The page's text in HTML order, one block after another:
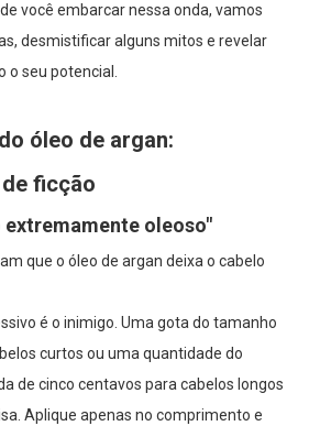
você embarcar nessa onda, vamos
desmistificar alguns mitos e revelar
o seu potencial.
óleo de argan:
ficção
extremamente oleoso"
que o óleo de argan deixa o cabelo
é o inimigo. Uma gota do tamanho
curtos ou uma quantidade do
de cinco centavos para cabelos longos
Aplique apenas no comprimento e